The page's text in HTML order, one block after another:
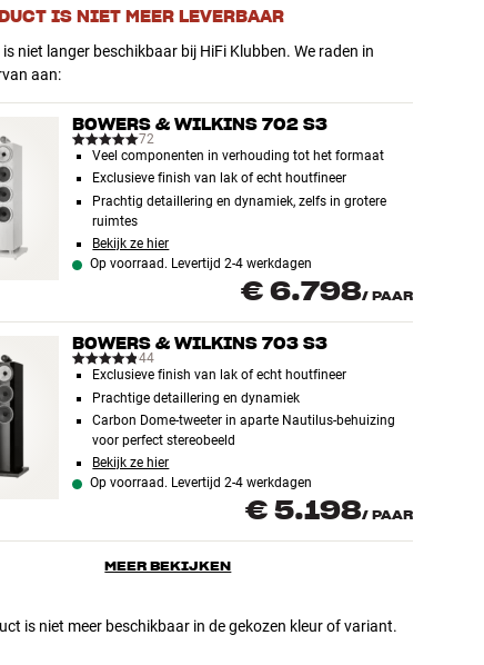
IS NIET MEER LEVERBAAR
niet langer beschikbaar bij HiFi Klubben. We raden in
aan:
BOWERS & WILKINS 702 S3
72
Veel componenten in verhouding tot het formaat
Exclusieve finish van lak of echt houtfineer
Prachtig detaillering en dynamiek, zelfs in grotere
ruimtes
Bekijk ze hier
Op voorraad. Levertijd 2-4 werkdagen
€ 6.798/ PAAR
BOWERS & WILKINS 703 S3
44
Exclusieve finish van lak of echt houtfineer
Prachtige detaillering en dynamiek
Carbon Dome-tweeter in aparte Nautilus-behuizing
voor perfect stereobeeld
Bekijk ze hier
Op voorraad. Levertijd 2-4 werkdagen
€ 5.198/ PAAR
MEER BEKIJKEN
is niet meer beschikbaar in de gekozen kleur of variant.